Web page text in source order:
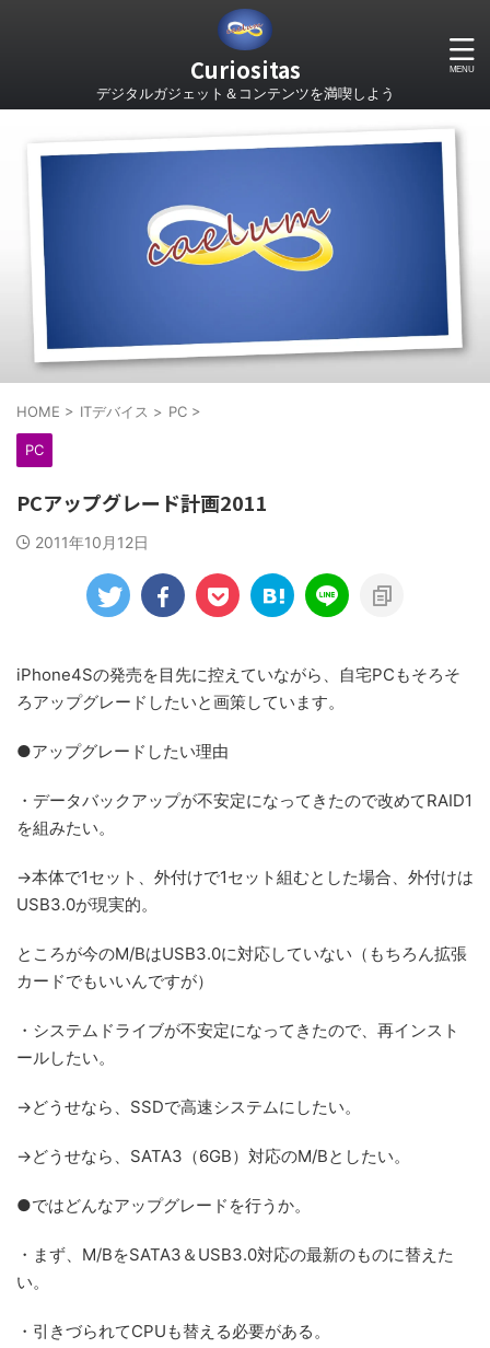
Curiositas
デジタルガジェット＆コンテンツを満喫しよう
HOME > ITデバイス > PC >
PC
PCアップグレード計画2011
2011年10月12日
iPhone4Sの発売を目先に控えていながら、自宅PCもそろそ
ろアップグレードしたいと画策しています。
●アップグレードしたい理由
・データバックアップが不安定になってきたので改めてRAID1
を組みたい。
→本体で1セット、外付けで1セット組むとした場合、外付けは
USB3.0が現実的。
ところが今のM/BはUSB3.0に対応していない（もちろん拡張
カードでもいいんですが）
・システムドライブが不安定になってきたので、再インスト
ールしたい。
→どうせなら、SSDで高速システムにしたい。
→どうせなら、SATA3（6GB）対応のM/Bとしたい。
●ではどんなアップグレードを行うか。
・まず、M/BをSATA3＆USB3.0対応の最新のものに替えた
い。
・引きづられてCPUも替える必要がある。